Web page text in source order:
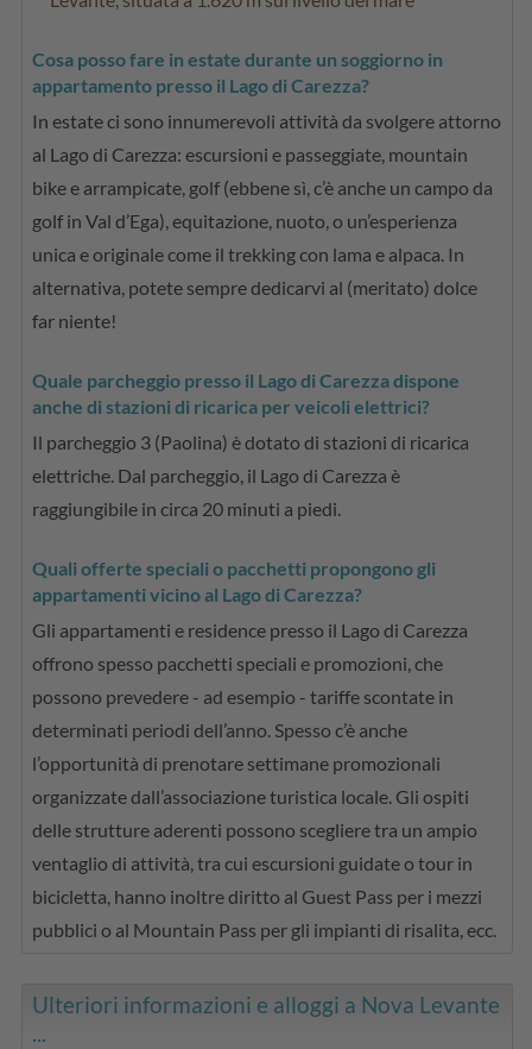
Cosa posso fare in estate durante un soggiorno in
appartamento presso il Lago di Carezza?
In estate ci sono innumerevoli attività da svolgere attorno
al Lago di Carezza: escursioni e passeggiate, mountain
bike e arrampicate, golf (ebbene sì, c’è anche un campo da
golf in Val d’Ega), equitazione, nuoto, o un’esperienza
unica e originale come il trekking con lama e alpaca. In
alternativa, potete sempre dedicarvi al (meritato) dolce
far niente!
Quale parcheggio presso il Lago di Carezza dispone
anche di stazioni di ricarica per veicoli elettrici?
Il parcheggio 3 (Paolina) è dotato di stazioni di ricarica
elettriche. Dal parcheggio, il Lago di Carezza è
raggiungibile in circa 20 minuti a piedi.
Quali offerte speciali o pacchetti propongono gli
appartamenti vicino al Lago di Carezza?
Gli appartamenti e residence presso il Lago di Carezza
offrono spesso pacchetti speciali e promozioni, che
possono prevedere - ad esempio - tariffe scontate in
determinati periodi dell’anno. Spesso c’è anche
l’opportunità di prenotare settimane promozionali
organizzate dall’associazione turistica locale. Gli ospiti
delle strutture aderenti possono scegliere tra un ampio
ventaglio di attività, tra cui escursioni guidate o tour in
bicicletta, hanno inoltre diritto al Guest Pass per i mezzi
pubblici o al Mountain Pass per gli impianti di risalita, ecc.
Ulteriori informazioni e alloggi a Nova Levante
...